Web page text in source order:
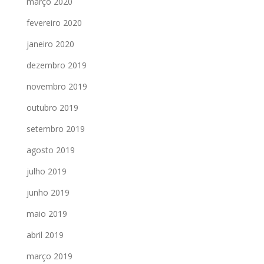
fevereiro 2020
janeiro 2020
dezembro 2019
novembro 2019
outubro 2019
setembro 2019
agosto 2019
julho 2019
junho 2019
maio 2019
abril 2019
março 2019